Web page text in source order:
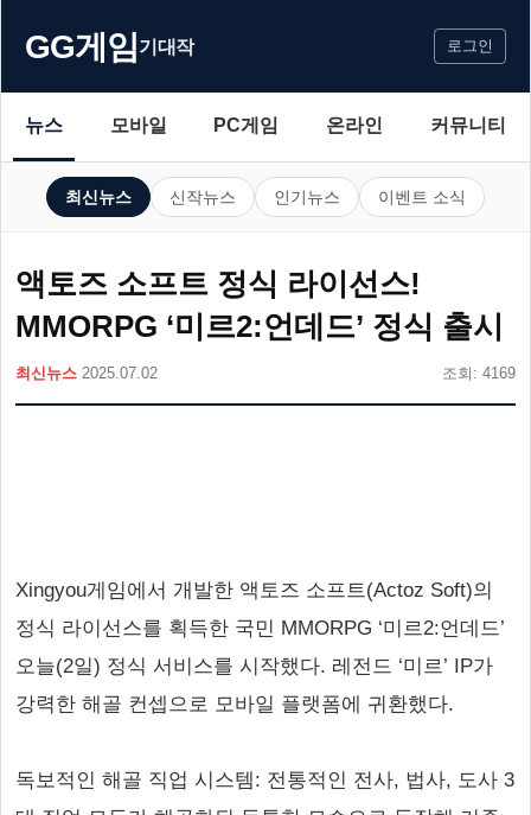
GG게임기대작 로그인
뉴스 모바일 PC게임 온라인 커뮤니티
최신뉴스 신작뉴스 인기뉴스 이벤트 소식
액토즈 소프트 정식 라이선스!
MMORPG ‘미르2:언데드’ 정식 출시
최신뉴스 2025.07.02 조회: 4169
Xingyou게임에서 개발한 액토즈 소프트(Actoz Soft)의
정식 라이선스를 획득한 국민 MMORPG ‘미르2:언데드’
오늘(2일) 정식 서비스를 시작했다. 레전드 ‘미르’ IP가
강력한 해골 컨셉으로 모바일 플랫폼에 귀환했다.
독보적인 해골 직업 시스템: 전통적인 전사, 법사, 도사 3